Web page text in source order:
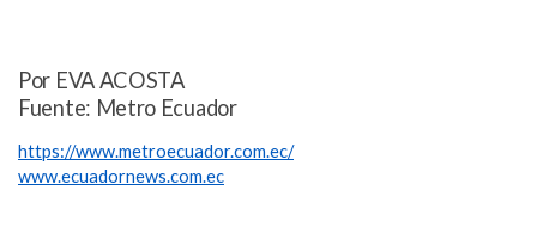
Por EVA ACOSTA
Fuente: Metro Ecuador
https://www.metroecuador.com.ec/
www.ecuadornews.com.ec